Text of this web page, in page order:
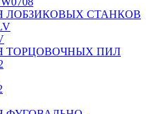
ЛОБЗИКОВЫХ СТАНКОВ
ТОРЦОВОЧНЫХ ПИЛ